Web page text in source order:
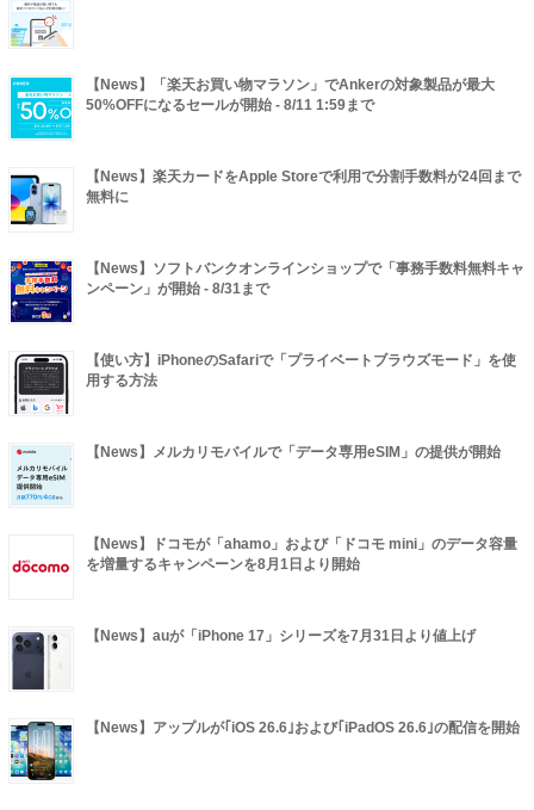
【News】「楽天お買い物マラソン」でAnkerの対象製品が最大
50%OFFになるセールが開始 - 8/11 1:59まで
【News】楽天カードをApple Storeで利用で分割手数料が24回まで
無料に
【News】ソフトバンクオンラインショップで「事務手数料無料キャ
ンペーン」が開始 - 8/31まで
【使い方】iPhoneのSafariで「プライベートブラウズモード」を使
用する方法
【News】メルカリモバイルで「データ専用eSIM」の提供が開始
【News】ドコモが「ahamo」および「ドコモ mini」のデータ容量
を増量するキャンペーンを8月1日より開始
【News】auが「iPhone 17」シリーズを7月31日より値上げ
【News】アップルが｢iOS 26.6｣および｢iPadOS 26.6｣の配信を開始